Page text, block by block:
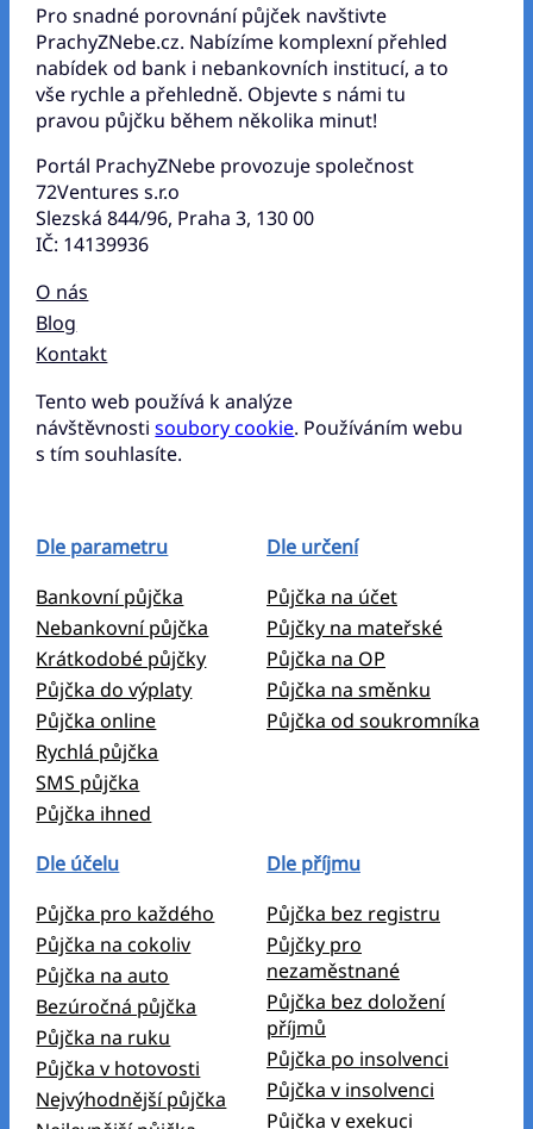
Pro snadné porovnání půjček navštivte
PrachyZNebe.cz. Nabízíme komplexní přehled
nabídek od bank i nebankovních institucí, a to
vše rychle a přehledně. Objevte s námi tu
pravou půjčku během několika minut!
Portál PrachyZNebe provozuje společnost
72Ventures s.r.o
Slezská 844/96, Praha 3, 130 00
IČ: 14139936
O nás
Blog
Kontakt
Tento web používá k analýze
návštěvnostisoubory cookie. Používáním webu
s tím souhlasíte.
Dle parametru
Bankovní půjčka
Nebankovní půjčka
Krátkodobé půjčky
Půjčka do výplaty
Půjčka online
Rychlá půjčka
SMS půjčka
Půjčka ihned
Dle určení
Půjčka na účet
Půjčky na mateřské
Půjčka na OP
Půjčka na směnku
Půjčka od soukromníka
Dle účelu
Půjčka pro každého
Půjčka na cokoliv
Půjčka na auto
Bezúročná půjčka
Půjčka na ruku
Půjčka v hotovosti
Nejvýhodnější půjčka
Dle příjmu
Půjčka bez registru
Půjčky pro
nezaměstnané
Půjčka bez doložení
příjmů
Půjčka po insolvenci
Půjčka v insolvenci
Půjčka v exekuci